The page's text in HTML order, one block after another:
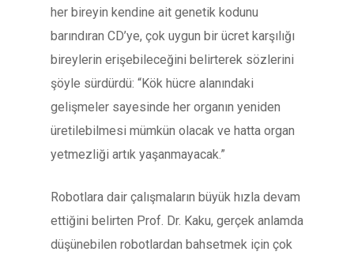
her bireyin kendine ait genetik kodunu
barındıran CD’ye, çok uygun bir ücret karşılığı
bireylerin erişebileceğini belirterek sözlerini
şöyle sürdürdü: “Kök hücre alanındaki
gelişmeler sayesinde her organın yeniden
üretilebilmesi mümkün olacak ve hatta organ
yetmezliği artık yaşanmayacak.”
Robotlara dair çalışmaların büyük hızla devam
ettiğini belirten Prof. Dr. Kaku, gerçek anlamda
düşünebilen robotlardan bahsetmek için çok